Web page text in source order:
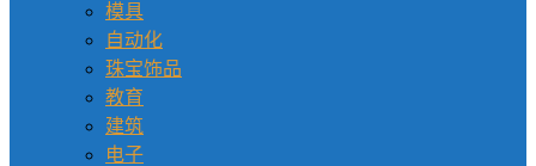
模具
自动化
珠宝饰品
教育
建筑
电子